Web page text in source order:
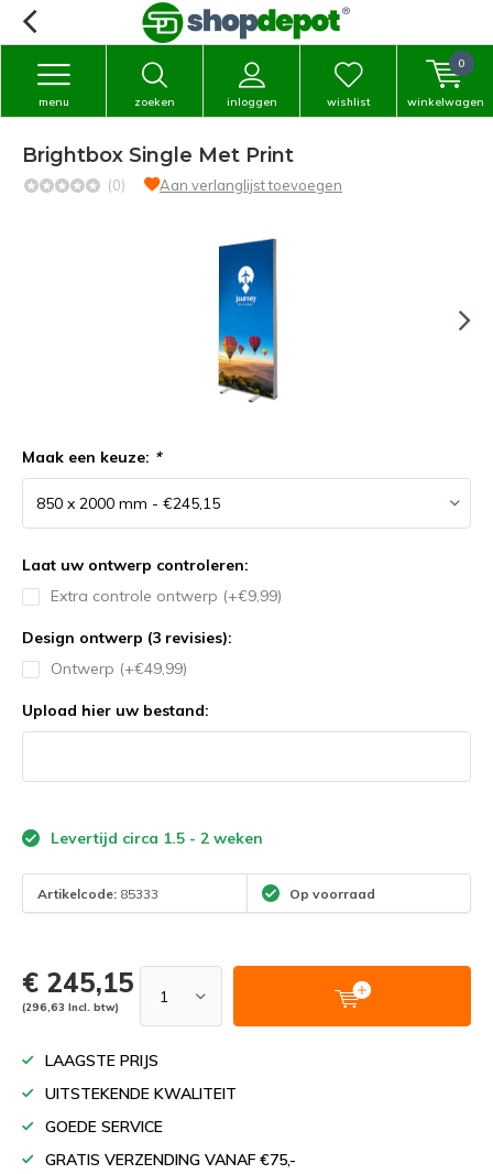
zoeken inloggen
menu wishlist winkelwagen
0
Brightbox Single Met Print
(0) Aan verlanglijst toevoegen
Maak een keuze: *
Laat uw ontwerp controleren:
Extra controle ontwerp (+€9,99)
Design ontwerp (3 revisies):
Ontwerp (+€49,99)
Upload hier uw bestand:
Levertijd circa 1.5 - 2 weken
Artikelcode: 85333 Op voorraad
€ 245,15
(296,63 Incl. btw)
LAAGSTE PRIJS
UITSTEKENDE KWALITEIT
GOEDE SERVICE
GRATIS VERZENDING VANAF €75,-